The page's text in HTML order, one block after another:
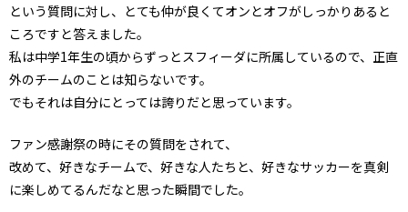
という質問に対し、とても仲が良くてオンとオフがしっかりあると
ころですと答えました。
私は中学1年生の頃からずっとスフィーダに所属しているので、正直
外のチームのことは知らないです。
でもそれは自分にとっては誇りだと思っています。
ファン感謝祭の時にその質問をされて、
改めて、好きなチームで、好きな人たちと、好きなサッカーを真剣
に楽しめてるんだなと思った瞬間でした。